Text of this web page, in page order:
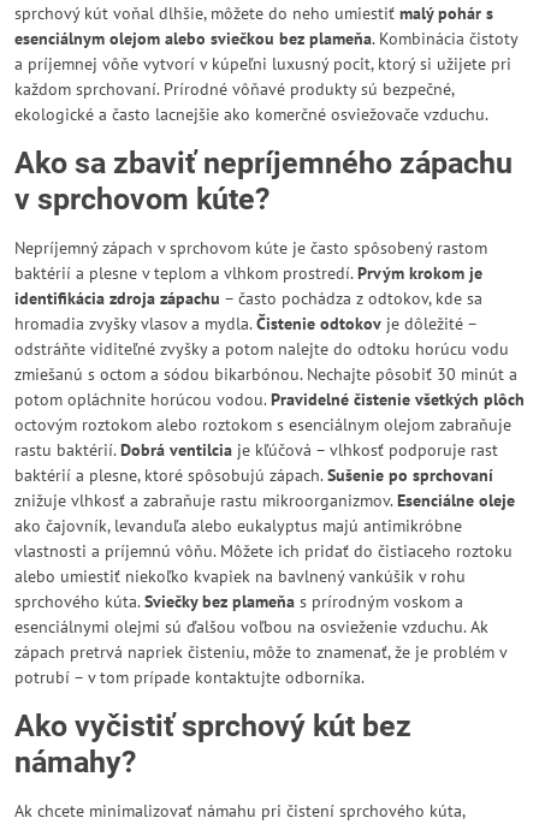
sprchový kút voňal dlhšie, môžete do neho umiestiť malý pohár s
esenciálnym olejom alebo sviečkou bez plameňa. Kombinácia čistoty
a príjemnej vôňe vytvorí v kúpeľni luxusný pocit, ktorý si užijete pri
každom sprchovaní. Prírodné vôňavé produkty sú bezpečné,
ekologické a často lacnejšie ako komerčné osviežovače vzduchu.
Ako sa zbaviť nepríjemného zápachu
v sprchovom kúte?
Nepríjemný zápach v sprchovom kúte je často spôsobený rastom
baktérií a plesne v teplom a vlhkom prostredí.Prvým krokom je
identifikácia zdroja zápachu – často pochádza z odtokov, kde sa
hromadia zvyšky vlasov a mydla.Čistenie odtokov je dôležité –
odstráňte viditeľné zvyšky a potom nalejte do odtoku horúcu vodu
zmiešanú s octom a sódou bikarbónou. Nechajte pôsobiť 30 minút a
potom opláchnite horúcou vodou.Pravidelné čistenie všetkých plôch
octovým roztokom alebo roztokom s esenciálnym olejom zabraňuje
rastu baktérií.Dobrá ventilcia je kľúčová – vlhkosť podporuje rast
baktérií a plesne, ktoré spôsobujú zápach.Sušenie po sprchovaní
znižuje vlhkosť a zabraňuje rastu mikroorganizmov.Esenciálne oleje
ako čajovník, levanduľa alebo eukalyptus majú antimikróbne
vlastnosti a príjemnú vôňu. Môžete ich pridať do čistiaceho roztoku
alebo umiestiť niekoľko kvapiek na bavlnený vankúšik v rohu
sprchového kúta.Sviečky bez plameňa s prírodným voskom a
esenciálnymi olejmi sú ďalšou voľbou na osvieženie vzduchu. Ak
zápach pretrvá napriek čisteniu, môže to znamenať, že je problém v
potrubí – v tom prípade kontaktujte odborníka.
Ako vyčistiť sprchový kút bez
námahy?
Ak chcete minimalizovať námahu pri čistení sprchového kúta,